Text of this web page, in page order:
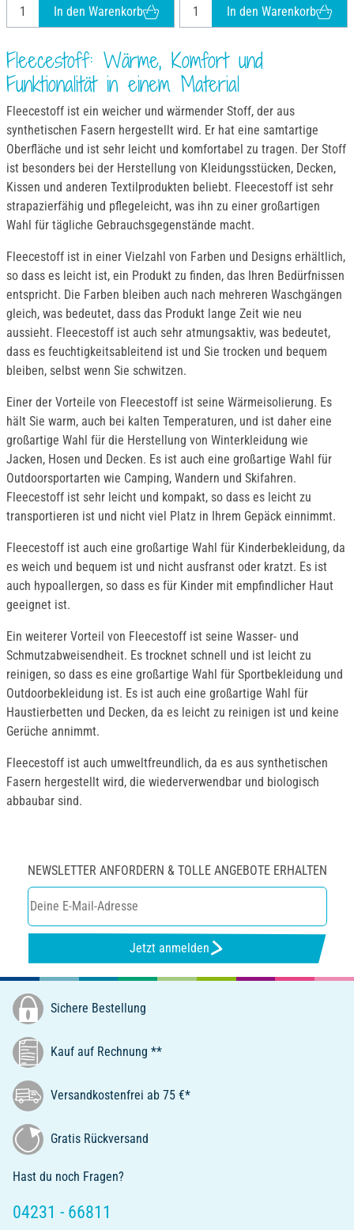
In den Warenkorb In den Warenkorb
Fleecestoff: Wärme, Komfort und
Funktionalität in einem Material
Fleecestoff ist ein weicher und wärmender Stoff, der aus
synthetischen Fasern hergestellt wird. Er hat eine samtartige
Oberfläche und ist sehr leicht und komfortabel zu tragen. Der Stoff
ist besonders bei der Herstellung von Kleidungsstücken, Decken,
Kissen und anderen Textilprodukten beliebt. Fleecestoff ist sehr
strapazierfähig und pflegeleicht, was ihn zu einer großartigen
Wahl für tägliche Gebrauchsgegenstände macht.
Fleecestoff ist in einer Vielzahl von Farben und Designs erhältlich,
so dass es leicht ist, ein Produkt zu finden, das Ihren Bedürfnissen
entspricht. Die Farben bleiben auch nach mehreren Waschgängen
gleich, was bedeutet, dass das Produkt lange Zeit wie neu
aussieht. Fleecestoff ist auch sehr atmungsaktiv, was bedeutet,
dass es feuchtigkeitsableitend ist und Sie trocken und bequem
bleiben, selbst wenn Sie schwitzen.
Einer der Vorteile von Fleecestoff ist seine Wärmeisolierung. Es
hält Sie warm, auch bei kalten Temperaturen, und ist daher eine
großartige Wahl für die Herstellung von Winterkleidung wie
Jacken, Hosen und Decken. Es ist auch eine großartige Wahl für
Outdoorsportarten wie Camping, Wandern und Skifahren.
Fleecestoff ist sehr leicht und kompakt, so dass es leicht zu
transportieren ist und nicht viel Platz in Ihrem Gepäck einnimmt.
Fleecestoff ist auch eine großartige Wahl für Kinderbekleidung, da
es weich und bequem ist und nicht ausfranst oder kratzt. Es ist
auch hypoallergen, so dass es für Kinder mit empfindlicher Haut
geeignet ist.
Ein weiterer Vorteil von Fleecestoff ist seine Wasser- und
Schmutzabweisendheit. Es trocknet schnell und ist leicht zu
reinigen, so dass es eine großartige Wahl für Sportbekleidung und
Outdoorbekleidung ist. Es ist auch eine großartige Wahl für
Haustierbetten und Decken, da es leicht zu reinigen ist und keine
Gerüche annimmt.
Fleecestoff ist auch umweltfreundlich, da es aus synthetischen
Fasern hergestellt wird, die wiederverwendbar und biologisch
abbaubar sind.
NEWSLETTER ANFORDERN & TOLLE ANGEBOTE ERHALTEN
Jetzt anmelden
Sichere Bestellung
Kauf auf Rechnung **
Versandkostenfrei ab 75 €*
Gratis Rückversand
Hast du noch Fragen?
04231 - 66811